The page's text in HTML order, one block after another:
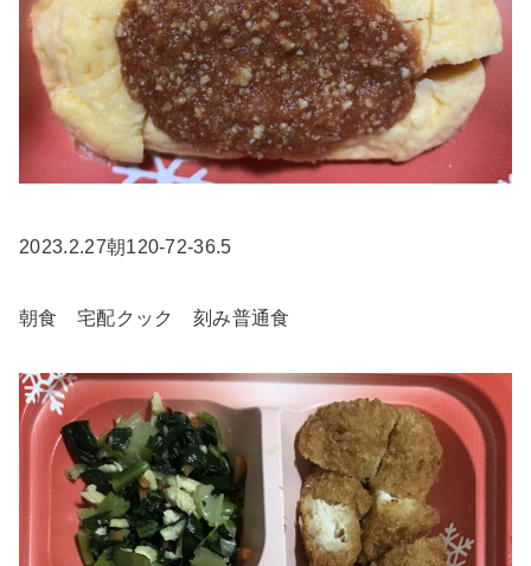
2023.2.27朝120-72-36.5
朝食 宅配クック 刻み普通食